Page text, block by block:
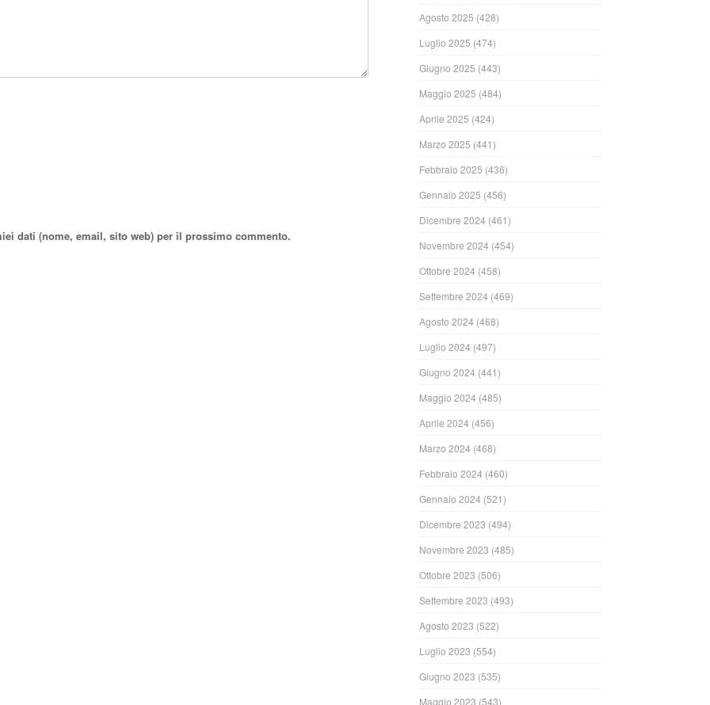
dati (nome, email, sito web) per il prossimo commento.
Agosto 2025 (428)
Luglio 2025 (474)
Giugno 2025 (443)
Maggio 2025 (484)
Aprile 2025 (424)
Marzo 2025 (441)
Febbraio 2025 (436)
Gennaio 2025 (456)
Dicembre 2024 (461)
Novembre 2024 (454)
Ottobre 2024 (458)
Settembre 2024 (469)
Agosto 2024 (468)
Luglio 2024 (497)
Giugno 2024 (441)
Maggio 2024 (485)
Aprile 2024 (456)
Marzo 2024 (468)
Febbraio 2024 (460)
Gennaio 2024 (521)
Dicembre 2023 (494)
Novembre 2023 (485)
Ottobre 2023 (506)
Settembre 2023 (493)
Agosto 2023 (522)
Luglio 2023 (554)
Giugno 2023 (535)
Maggio 2023 (543)